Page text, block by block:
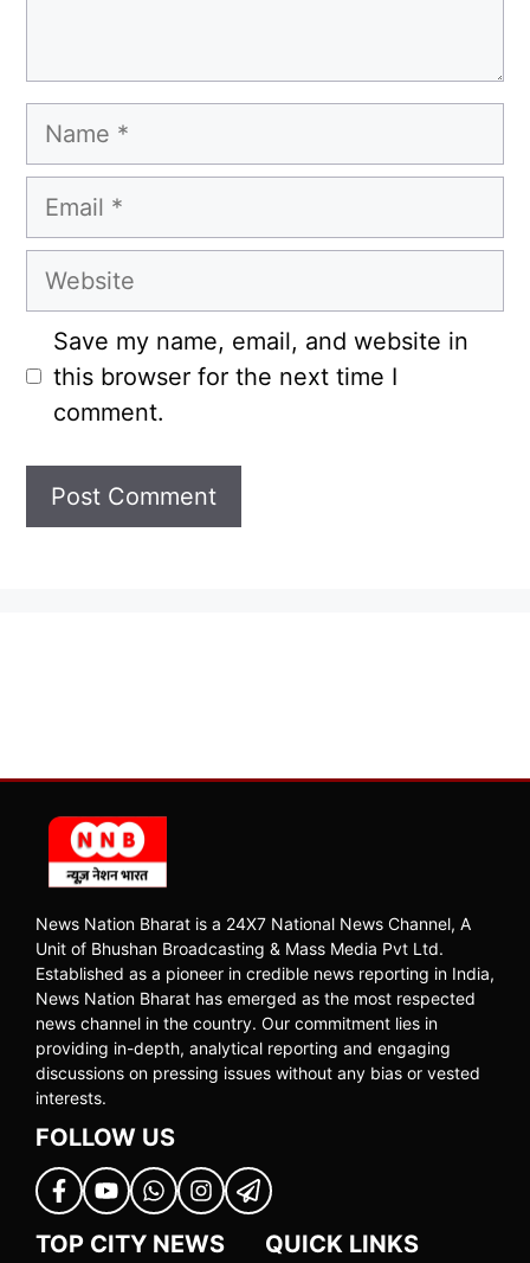
Name
Email
Website
Save my name, email, and website in
this browser for the next time I
comment.
News Nation Bharat is a 24X7 National News Channel, A
Unit of Bhushan Broadcasting & Mass Media Pvt Ltd.
Established as a pioneer in credible news reporting in India,
News Nation Bharat has emerged as the most respected
news channel in the country. Our commitment lies in
providing in-depth, analytical reporting and engaging
discussions on pressing issues without any bias or vested
interests.
FOLLOW US
TOP CITY NEWS QUICK LINKS